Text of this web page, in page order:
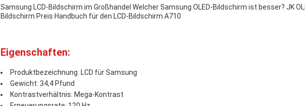
Samsung LCD-Bildschirm im Großhandel Welcher Samsung OLED-Bildschirm ist besser? JK
Bildschirm Preis Handbuch für den LCD-Bildschirm A710
Eigenschaften:
Produktbezeichnung: LCD für Samsung
Gewicht: 34,4 Pfund
Kontrastverhältnis: Mega-Kontrast